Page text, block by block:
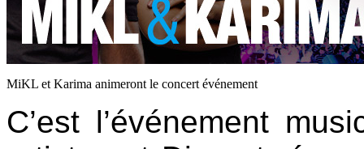
MiKL et Karima animeront le concert événement
C’est l’événement